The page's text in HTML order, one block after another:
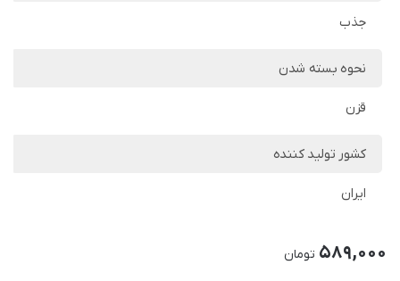
جذب
نحوه بسته شدن
قزن
کشور تولید کننده
ایران
589,000 تومان